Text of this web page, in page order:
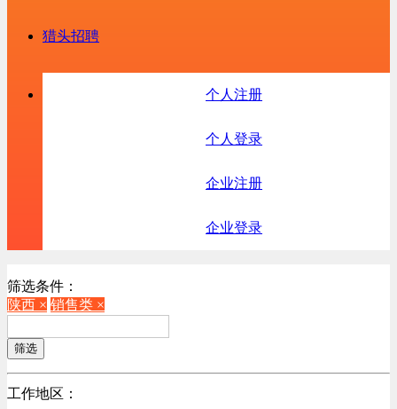
猎头招聘
个人注册
个人登录
企业注册
企业登录
筛选条件：
陕西 × 销售类 ×
筛选
工作地区：